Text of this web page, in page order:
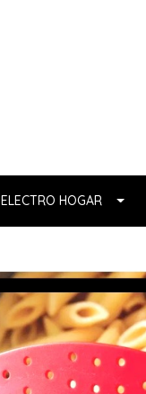
ELECTRO HOGAR